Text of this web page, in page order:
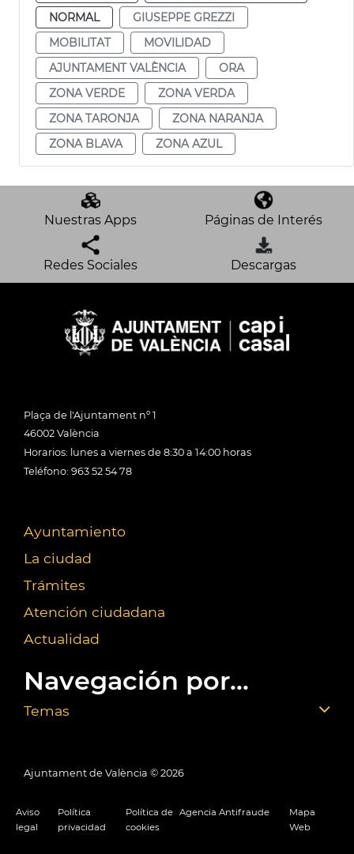
NORMAL
GIUSEPPE GREZZI
MOBILITAT
MOVILIDAD
AJUNTAMENT VALÈNCIA
ORA
ZONA VERDE
ZONA VERDA
ZONA TARONJA
ZONA NARANJA
ZONA BLAVA
ZONA AZUL
Nuestras Apps Páginas de Interés
Redes Sociales Descargas
Plaça de l'Ajuntament nº 1
46002 València
Horarios: lunes a viernes de 8:30 a 14:00 horas
Teléfono: 963 52 54 78
Ayuntamiento
La ciudad
Trámites
Atención ciudadana
Actualidad
Navegación por...
Temas
Ajuntament de València © 2026
Aviso
legal
Política
privacidad
Política de
cookies
Agencia Antifraude
Mapa
Web